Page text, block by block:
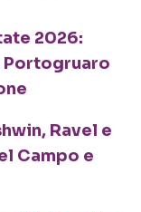
2026:
Portogruaro
Ravel e
Campo e